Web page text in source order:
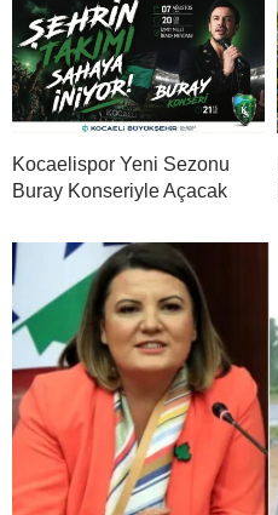
Kocaelispor Yeni Sezonu
Buray Konseriyle Açacak